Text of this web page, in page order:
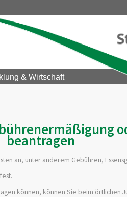
& Wirtschaft
beantragen
an, unter anderem Gebühren,
können, können Sie beim örtlichen